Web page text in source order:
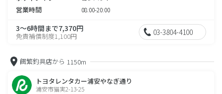
営業時間 08:00-20:00
3～6時間まで7,370円
免責補償制度1,100円 03-3804-4100
餌繁釣具店から 1150m
トヨタレンタカー浦安やなぎ通り
浦安市猫実2-13-25